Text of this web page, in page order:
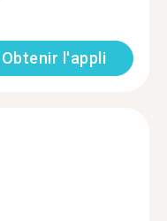
Obtenir l'appli